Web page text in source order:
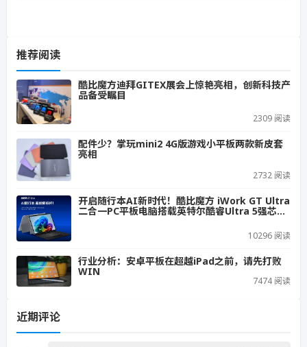
推荐阅读
酷比魔方迪拜GITEX展会上惊艳亮相，创新科技产
品备受瞩目
2309 阅读
配件少？掌玩mini2 4G版游戏小平板两款新皮套
亮相
2732 阅读
开启随行本AI新时代！酷比魔方 iWork GT Ultra
二合一PC平板电脑搭载英特尔酷睿Ultra 5强芯，
10296 阅读
行业分析：安卓平板在超越iPad之前，请先打败
WIN
7474 阅读
近期评论